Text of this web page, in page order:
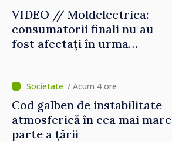
VIDEO // Moldelectrica:
consumatorii finali nu au
fost afectați în urma
reparație vor fi efectuate în
regim prioritar
/ Acum 4 ore
Cod galben de instabilitate
atmosferică în cea mai mare
parte a țării